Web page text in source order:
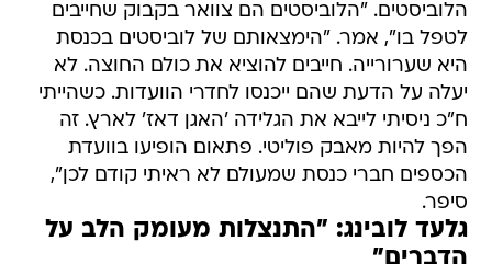
הלוביסטים. "הלוביסטים הם צוואר בקבוק שחייבים
לטפל בו", אמר. "הימצאותם של לוביסטים בכנסת
היא שערורייה. חייבים להוציא את כולם החוצה. לא
יעלה על הדעת שהם ייכנסו לחדרי הוועדות. כשהייתי
ח"כ ניסיתי לייבא את הגלידה 'האגן דאז' לארץ. זה
הפך להיות מאבק פוליטי. פתאום הופיעו בוועדת
הכספים חברי כנסת שמעולם לא ראיתי קודם לכן",
סיפר.
גלעד לובינג: "התנצלות מעומק הלב על